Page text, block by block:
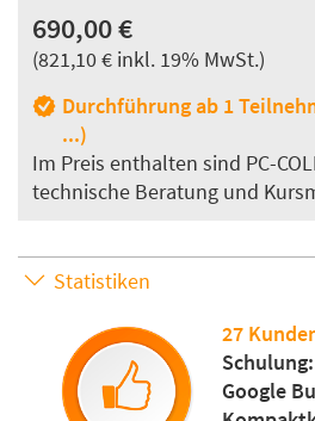
690,00 €
(821,10 € inkl. 19% MwSt.)
Durchführung ab 1
...)
Im Preis enthalten sind PC-
technische Beratung und
Statistiken
27
Schulung:
Google